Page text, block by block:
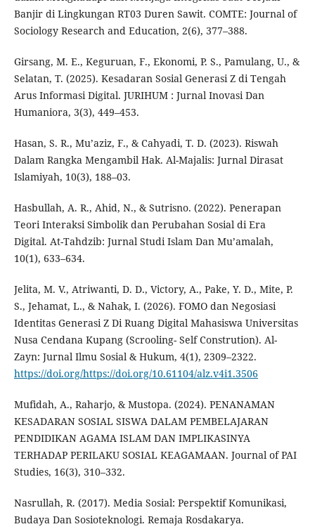
Banjir di Lingkungan RT03 Duren Sawit. COMTE: Journal of
Sociology Research and Education, 2(6), 377–388.
Girsang, M. E., Keguruan, F., Ekonomi, P. S., Pamulang, U., &
Selatan, T. (2025). Kesadaran Sosial Generasi Z di Tengah
Arus Informasi Digital. JURIHUM : Jurnal Inovasi Dan
Humaniora, 3(3), 449–453.
Hasan, S. R., Mu’aziz, F., & Cahyadi, T. D. (2023). Riswah
Dalam Rangka Mengambil Hak. Al-Majalis: Jurnal Dirasat
Islamiyah, 10(3), 188–03.
Hasbullah, A. R., Ahid, N., & Sutrisno. (2022). Penerapan
Teori Interaksi Simbolik dan Perubahan Sosial di Era
Digital. At-Tahdzib: Jurnal Studi Islam Dan Mu’amalah,
10(1), 633–634.
Jelita, M. V., Atriwanti, D. D., Victory, A., Pake, Y. D., Mite, P.
S., Jehamat, L., & Nahak, I. (2026). FOMO dan Negosiasi
Identitas Generasi Z Di Ruang Digital Mahasiswa Universitas
Nusa Cendana Kupang (Scrooling- Self Constrution). Al-
Zayn: Jurnal Ilmu Sosial & Hukum, 4(1), 2309–2322.
https://doi.org/https://doi.org/10.61104/alz.v4i1.3506
Mufidah, A., Raharjo, & Mustopa. (2024). PENANAMAN
KESADARAN SOSIAL SISWA DALAM PEMBELAJARAN
PENDIDIKAN AGAMA ISLAM DAN IMPLIKASINYA
TERHADAP PERILAKU SOSIAL KEAGAMAAN. Journal of PAI
Studies, 16(3), 310–332.
Nasrullah, R. (2017). Media Sosial: Perspektif Komunikasi,
Budaya Dan Sosioteknologi. Remaja Rosdakarya.